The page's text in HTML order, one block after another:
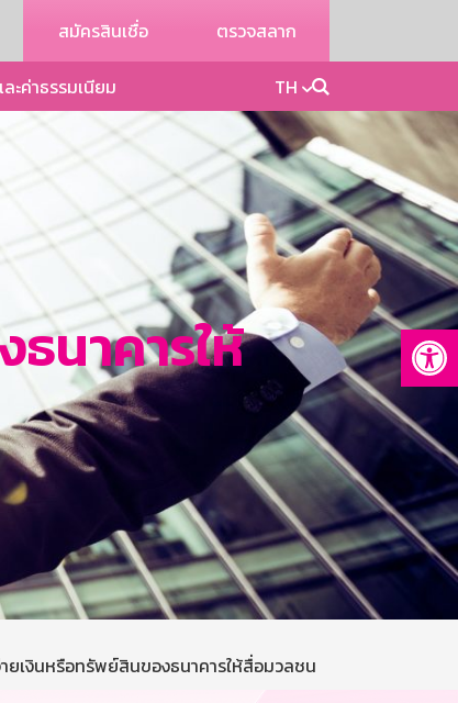
สมัครสินเชื่อ ตรวจสลาก
ะค่าธรรมเนียม TH
นาคารให้
ายเงินหรือทรัพย์สินของธนาคารให้สื่อมวลชน